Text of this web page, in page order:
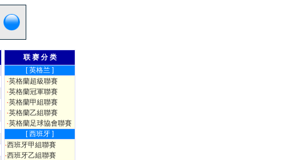
联 赛 分 类
[ 英格兰 ]
·英格蘭超級聯賽
·英格蘭冠軍聯賽
·英格蘭甲組聯賽
·英格蘭乙組聯賽
·英格蘭足球協會聯賽
[ 西班牙 ]
·西班牙甲組聯賽
·西班牙乙組聯賽